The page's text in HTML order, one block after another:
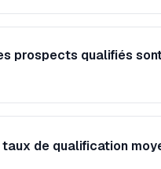
prospects qualifiés
de qualification